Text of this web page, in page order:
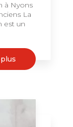
à Nyons
La
est un